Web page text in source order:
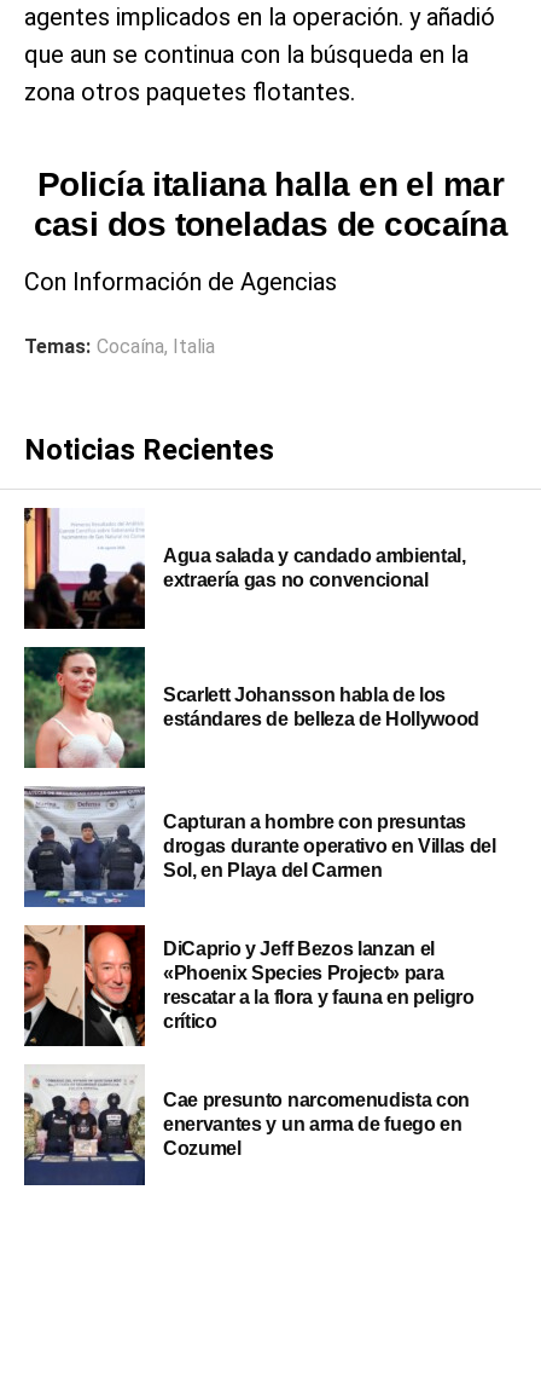
agentes implicados en la operación. y añadió
que aun se continua con la búsqueda en la
zona otros paquetes flotantes.
Policía italiana halla en el mar
casi dos toneladas de cocaína
Con Información de Agencias
Temas: Cocaína, Italia
Noticias Recientes
Agua salada y candado ambiental,
extraería gas no convencional
Scarlett Johansson habla de los
estándares de belleza de Hollywood
Capturan a hombre con presuntas
drogas durante operativo en Villas del
Sol, en Playa del Carmen
DiCaprio y Jeff Bezos lanzan el
«Phoenix Species Project» para
rescatar a la flora y fauna en peligro
crítico
Cae presunto narcomenudista con
enervantes y un arma de fuego en
Cozumel